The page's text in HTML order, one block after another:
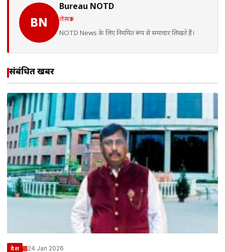
BN
Bureau NOTD
लेखक
NOTD News के लिए नियमित रूप से समाचार लिखते हैं।
संबंधित खबरें
देश 24 Jan 2026